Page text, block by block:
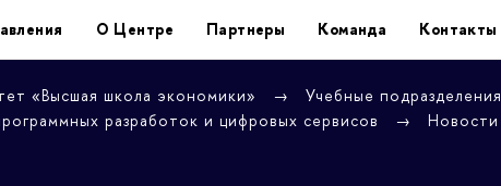
О Центре Партнеры Команда Контакты
«Высшая школа экономики» Учебные подразделения
разработок и цифровых сервисов Новости